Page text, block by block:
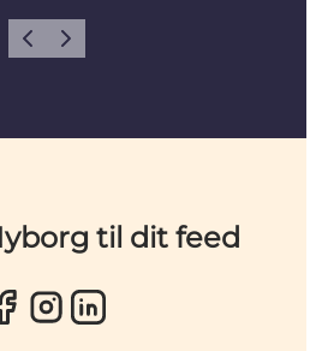
ForrigeNæste
til dit feed